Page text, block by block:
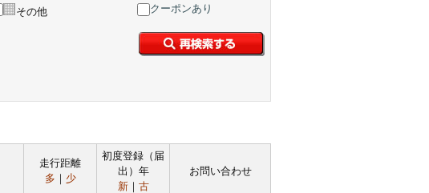
その他
クーポンあり
走行距離
多 ｜ 少
初度登録（届
出）年
新｜ 古
お問い合わせ